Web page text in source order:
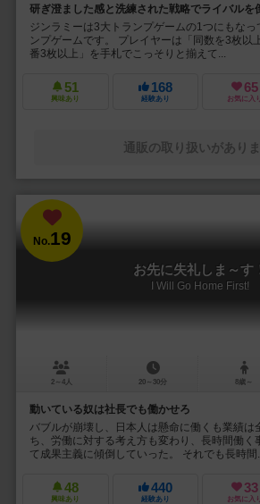
研ぎ澄ました感と洗練された戦略でライバルを
ジンラミーは3大トランプゲームの1つにもな
ンプゲームです。 プレイヤーは「同数を3枚以
番3枚以上」を手札でこっそりと揃えて...
51
興味あり
168
経験あり
65
お気に入り
通販の取り扱いがあり
No.19
お先に失礼しま～す
I Will Go Home First!
2～4人 20～30分 8歳～
動いている奴は社長でも働かせろ
バブルが崩壊し、日本人は懸命に働くも業績は
ち、労働に対する考え方も変わり、長時間働く
て成果主義に傾倒していった。 それでも長時間
48
興味あり
440
経験あり
33
お気に入り